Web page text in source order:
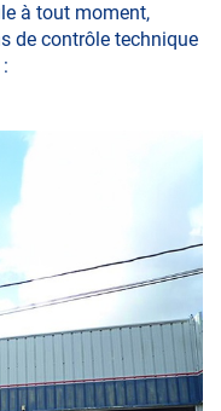
à tout moment,
de contrôle technique
:
électriques
GPL/Gaz*
contrôle technique